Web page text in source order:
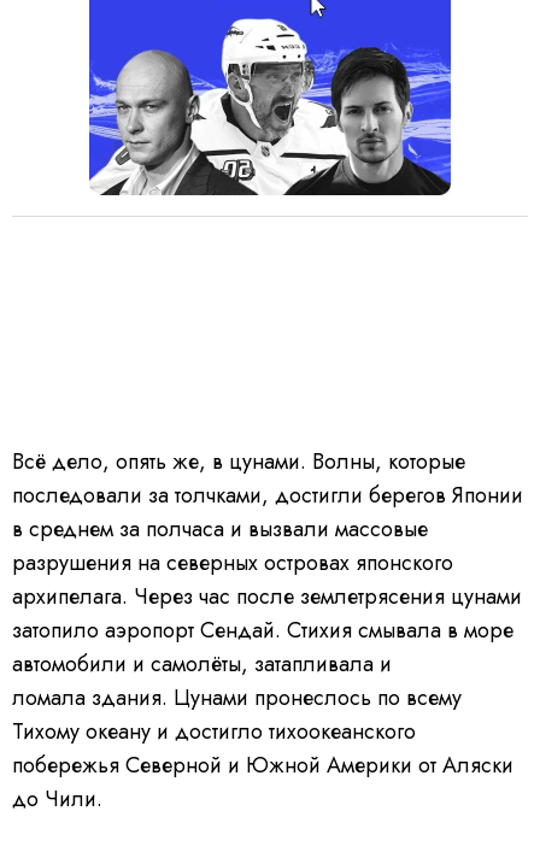
Всё дело, опять же, в цунами. Волны, которые
последовали за толчками, достигли берегов Японии
в среднем за полчаса и вызвали массовые
разрушения на северных островах японского
архипелага. Через час после землетрясения цунами
затопило аэропорт Сендай. Стихия смывала в море
автомобили и самолёты, затапливала и
ломала здания. Цунами пронеслось по всему
Тихому океану и достигло тихоокеанского
побережья Северной и Южной Америки от Аляски
до Чили.